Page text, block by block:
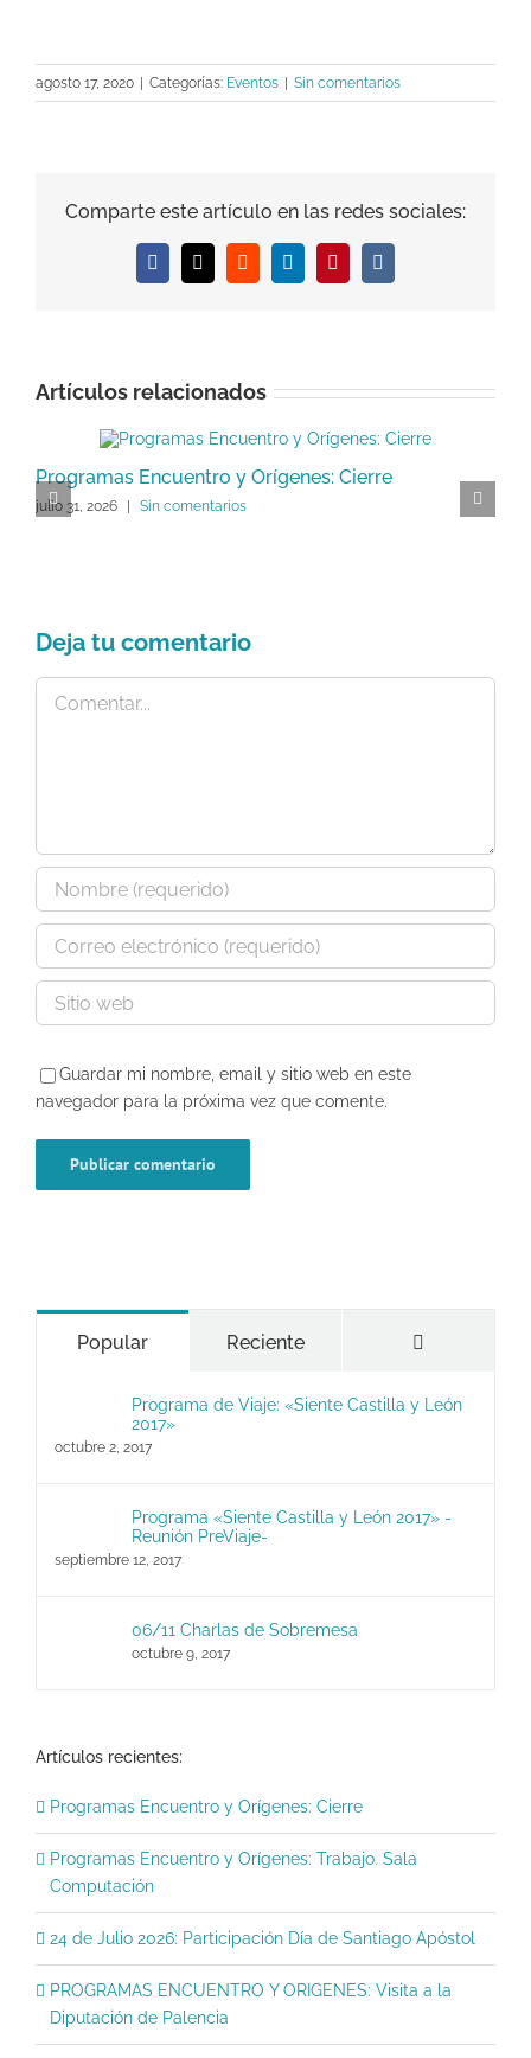
agosto 17, 2020 Categorías: Eventos Sin comentarios
Comparte este artículo en las redes sociales:
Facebook
X RedditLinkedInPinterestVk
Artículos relacionados
Programas Encuentro y Orígenes: Cierre
julio 31, 2026 Sin comentarios
Deja tu comentario
Guardar mi nombre, email y sitio web en este
navegador para la próxima vez que comente.
Popular Reciente
Programa de Viaje: «Siente Castilla y León
2017»
octubre 2, 2017
Programa «Siente Castilla y León 2017» -
Reunión PreViaje-
septiembre 12, 2017
06/11 Charlas de Sobremesa
octubre 9, 2017
Artículos recientes:
Programas Encuentro y Orígenes: Cierre
Programas Encuentro y Orígenes: Trabajo. Sala
Computación
24 de Julio 2026: Participación Día de Santiago Apóstol
PROGRAMAS ENCUENTRO Y ORIGENES: Visita a la
Diputación de Palencia